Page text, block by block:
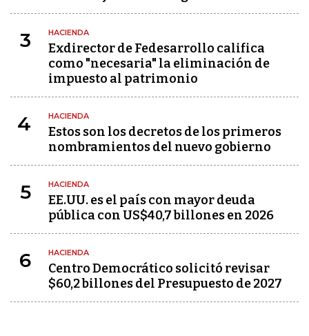
3 HACIENDA
Exdirector de Fedesarrollo califica
como "necesaria" la eliminación de
impuesto al patrimonio
4 HACIENDA
Estos son los decretos de los primeros
nombramientos del nuevo gobierno
5 HACIENDA
EE.UU. es el país con mayor deuda
pública con US$40,7 billones en 2026
6 HACIENDA
Centro Democrático solicitó revisar
$60,2 billones del Presupuesto de 2027